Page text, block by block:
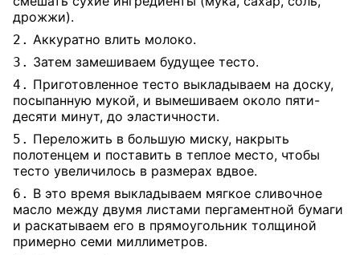
дрожжи).
2. Аккуратно влить молоко.
3. Затем замешиваем будущее тесто.
4. Приготовленное тесто выкладываем на доску,
посыпанную мукой, и вымешиваем около пяти-
десяти минут, до эластичности.
5. Переложить в большую миску, накрыть
полотенцем и поставить в теплое место, чтобы
тесто увеличилось в размерах вдвое.
6. В это время выкладываем мягкое сливочное
масло между двумя листами пергаментной бумаги
и раскатываем его в прямоугольник толщиной
примерно семи миллиметров.